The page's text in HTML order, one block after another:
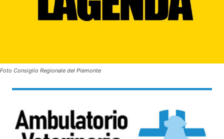
Foto Consiglio Regionale del Piemonte